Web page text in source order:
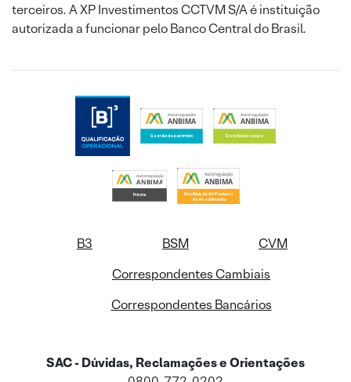
terceiros. A XP Investimentos CCTVM S/A é instituição
autorizada a funcionar pelo Banco Central do Brasil.
B3 BSM
CVM
Correspondentes Cambiais
Correspondentes Bancários
SAC - Dúvidas, Reclamações e Orientações